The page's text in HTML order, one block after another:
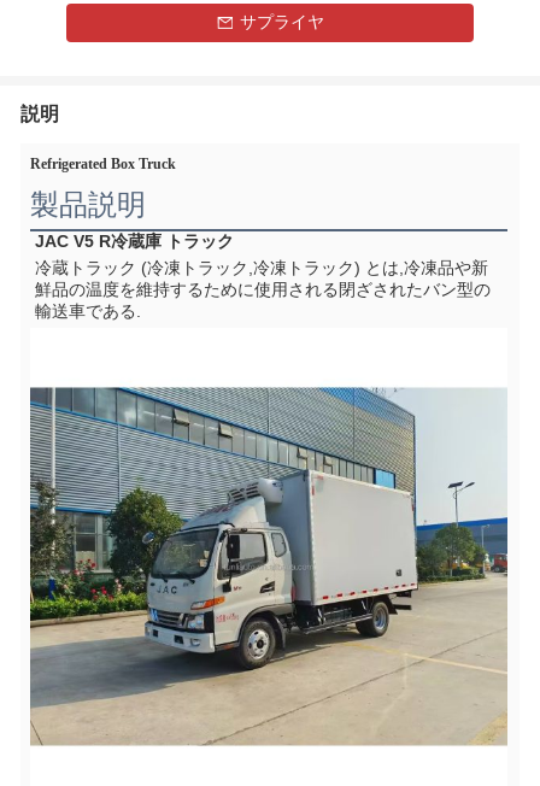
サプライヤ
説明
Refrigerated Box Truck
製品説明
JAC V5 R冷蔵庫 トラック
冷蔵トラック (冷凍トラック,冷凍トラック) とは,冷凍品や新
鮮品の温度を維持するために使用される閉ざされたバン型の
輸送車である.